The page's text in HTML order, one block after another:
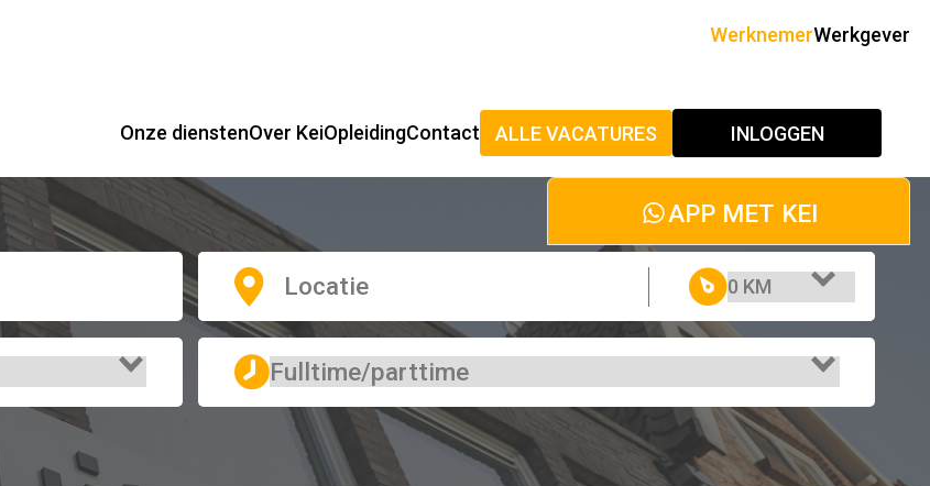
WerknemerWerkgever
Onze dienstenOver KeiOpleidingContact ALLE VACATURES INLOGGEN
APP MET KEI